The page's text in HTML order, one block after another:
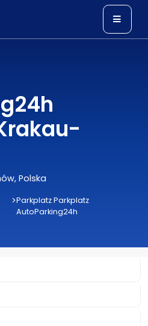
Polska
>Parkplatz Parkplatz
AutoParking24h